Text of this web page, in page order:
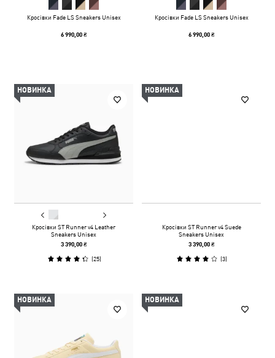
Кросівки Fade LS Sneakers Unisex
6 990,00 ₴
Кросівки Fade LS Sneakers Unisex
6 990,00 ₴
НОВИНКА
Кросівки ST Runner v4 Leather
Sneakers Unisex
3 390,00 ₴
(25)
НОВИНКА
Кросівки ST Runner v4 Suede
Sneakers Unisex
3 390,00 ₴
(3)
НОВИНКА НОВИНКА